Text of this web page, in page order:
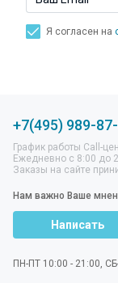
Я согласен на
+7(495) 989-
График работы Call-
Ежедневно с 8:00 до
Заказы на сайте
Нам важно Ваше
Написать
ПН-ПТ 10:00 - 21:00,